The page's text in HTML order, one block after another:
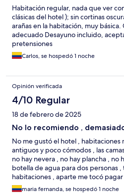
Habitación regular, nada que ver
clásicas del hotel ); sin cortinas
arañas en la habitación, muy
adecuado Desayuno incluido,
pretensiones
Carlos, se hospedó 1 noche
Opinión verificada
4/10 Regular
18 de febrero de 2025
No lo recomiendo ,
No me gustó el hotel , habitaciones
antiguos y poco cómodos , las
no hay nevera , no hay plancha , no
botella de agua para dos personas
habitaciones , aparte me tocó
impuestos . Poco confortable y
maria fernanda, se hospedó 1 noche